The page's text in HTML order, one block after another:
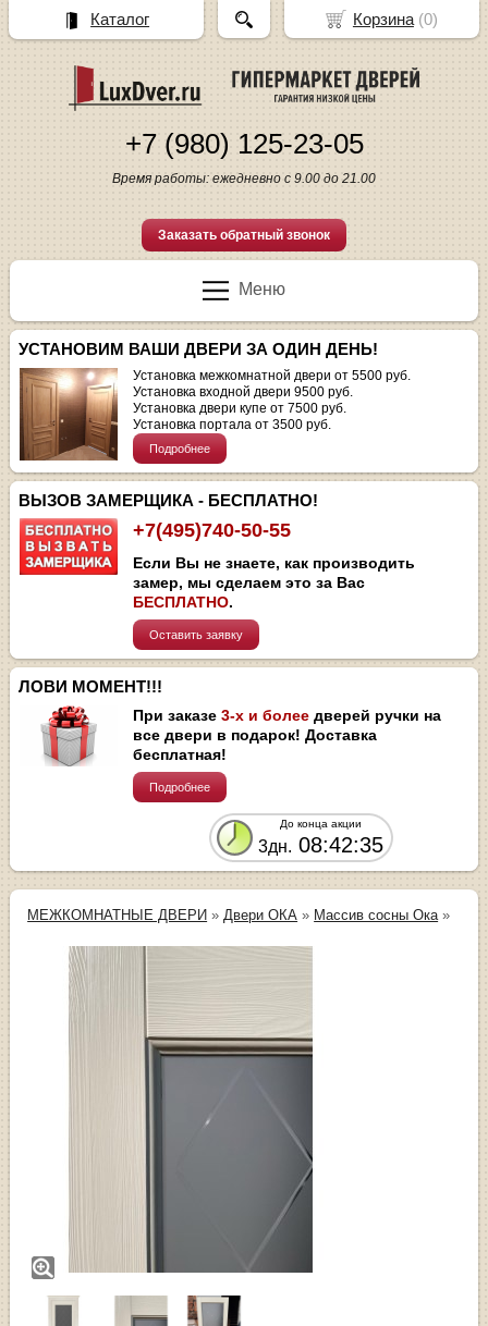
+7 (980) 125-23-05
Время работы: ежедневно с 9.00 до 21.00
Заказать обратный звонок
Меню
УСТАНОВИМ ВАШИ ДВЕРИ ЗА ОДИН ДЕНЬ!
Установка межкомнатной двери от 5500 руб.
Установка входной двери 9500 руб.
Установка двери купе от 7500 руб.
Установка портала от 3500 руб.
Подробнее
ВЫЗОВ ЗАМЕРЩИКА - БЕСПЛАТНО!
+7(495)740-50-55
Если Вы не знаете, как производить
замер, мы сделаем это за Вас
БЕСПЛАТНО.
Оставить заявку
ЛОВИ МОМЕНТ!!!
При заказе3-х и более дверей ручки на
все двери в подарок! Доставка
бесплатная!
Подробнее
До конца акции
3дн. 08:42:35
МЕЖКОМНАТНЫЕ ДВЕРИ » Двери ОКА » Массив сосны Ока »
Корзина(0)
Каталог